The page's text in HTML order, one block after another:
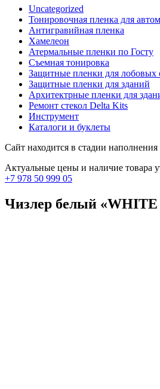
Uncategorized
Тонировочная пленка для
Антигравийная пленка
Хамелеон
Атермальные пленки по Госту
Съемная тонировка
Защитные пленки для лобовых
Защитные пленки для зданий
Архитектрные пленки для
Ремонт стекол Delta Kits
Инструмент
Каталоги и буклеты
Сайт находится в стадии наполнения
Актуальные цены и наличие товара
+7 978 50 999 05
Чизлер белый